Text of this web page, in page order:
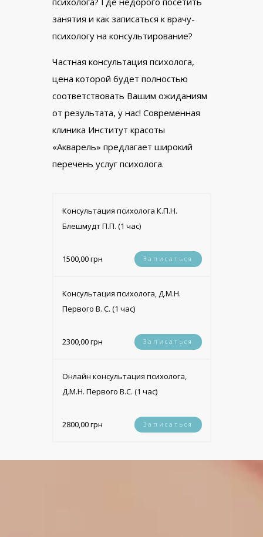
занятия и как записаться к врачу-
психологу на консультирование?
Частная консультация психолога,
цена которой будет полностью
соответствовать Вашим ожиданиям
от результата, у нас! Современная
клиника Институт красоты
«Акварель» предлагает широкий
перечень услуг психолога.
Консультация психолога К.П.Н.
Блешмудт П.П. (1 час)
1500,00 грн Записаться
Консультация психолога, Д.М.Н.
Первого В. С. (1 час)
2300,00 грн Записаться
Онлайн консультация психолога,
Д.М.Н. Первого В.С. (1 час)
2800,00 грн Записаться